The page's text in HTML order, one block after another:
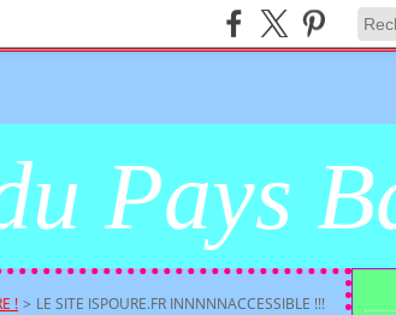
Pays
! > LE SITE ISPOURE.FR INNNNNACCESSIBLE !!!